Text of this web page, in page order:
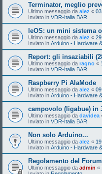
Terminator, meglio
Ultimo messaggio da alez «
Inviato in VDR-Italia BAR
leOS: un mini sistema
Ultimo messaggio da alez «
Inviato in Arduino - Hardware
Report: gli insaziabili
Ultimo messaggio da ragno «
Inviato in VDR-Italia BAR
Raspberry Pi AlaMode
Ultimo messaggio da alez «
Inviato in Arduino - Hardware
campovolo (ligabue) in
Ultimo messaggio da davidea
Inviato in VDR-Italia BAR
Non solo Arduino...
Ultimo messaggio da alez «
Inviato in Arduino - Hardware
Regolamento del Forum
Ultimo messaggio da admin «